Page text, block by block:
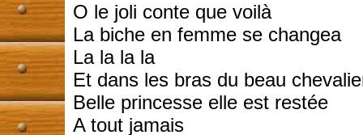
O le joli conte que voilà
La biche en femme se changea
La la la la
Et dans les bras du beau
Belle princesse elle est restée
A tout jamais